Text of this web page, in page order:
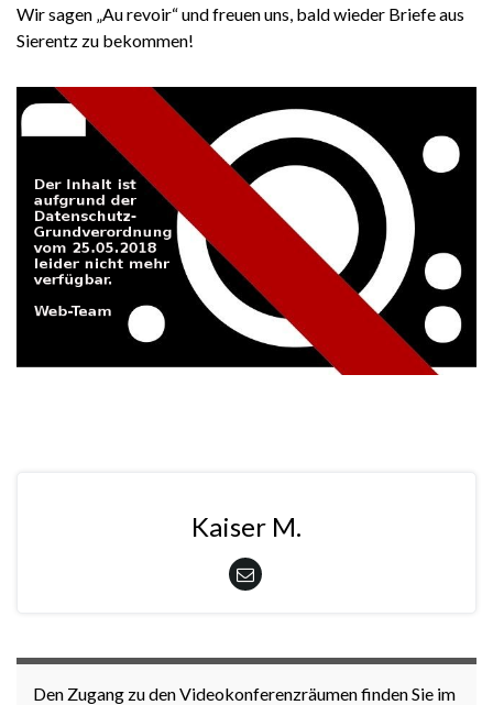
Wir sagen „Au revoir“ und freuen uns, bald wieder Briefe aus
Sierentz zu bekommen!
Kaiser M.
Den Zugang zu den Videokonferenzräumen finden Sie im